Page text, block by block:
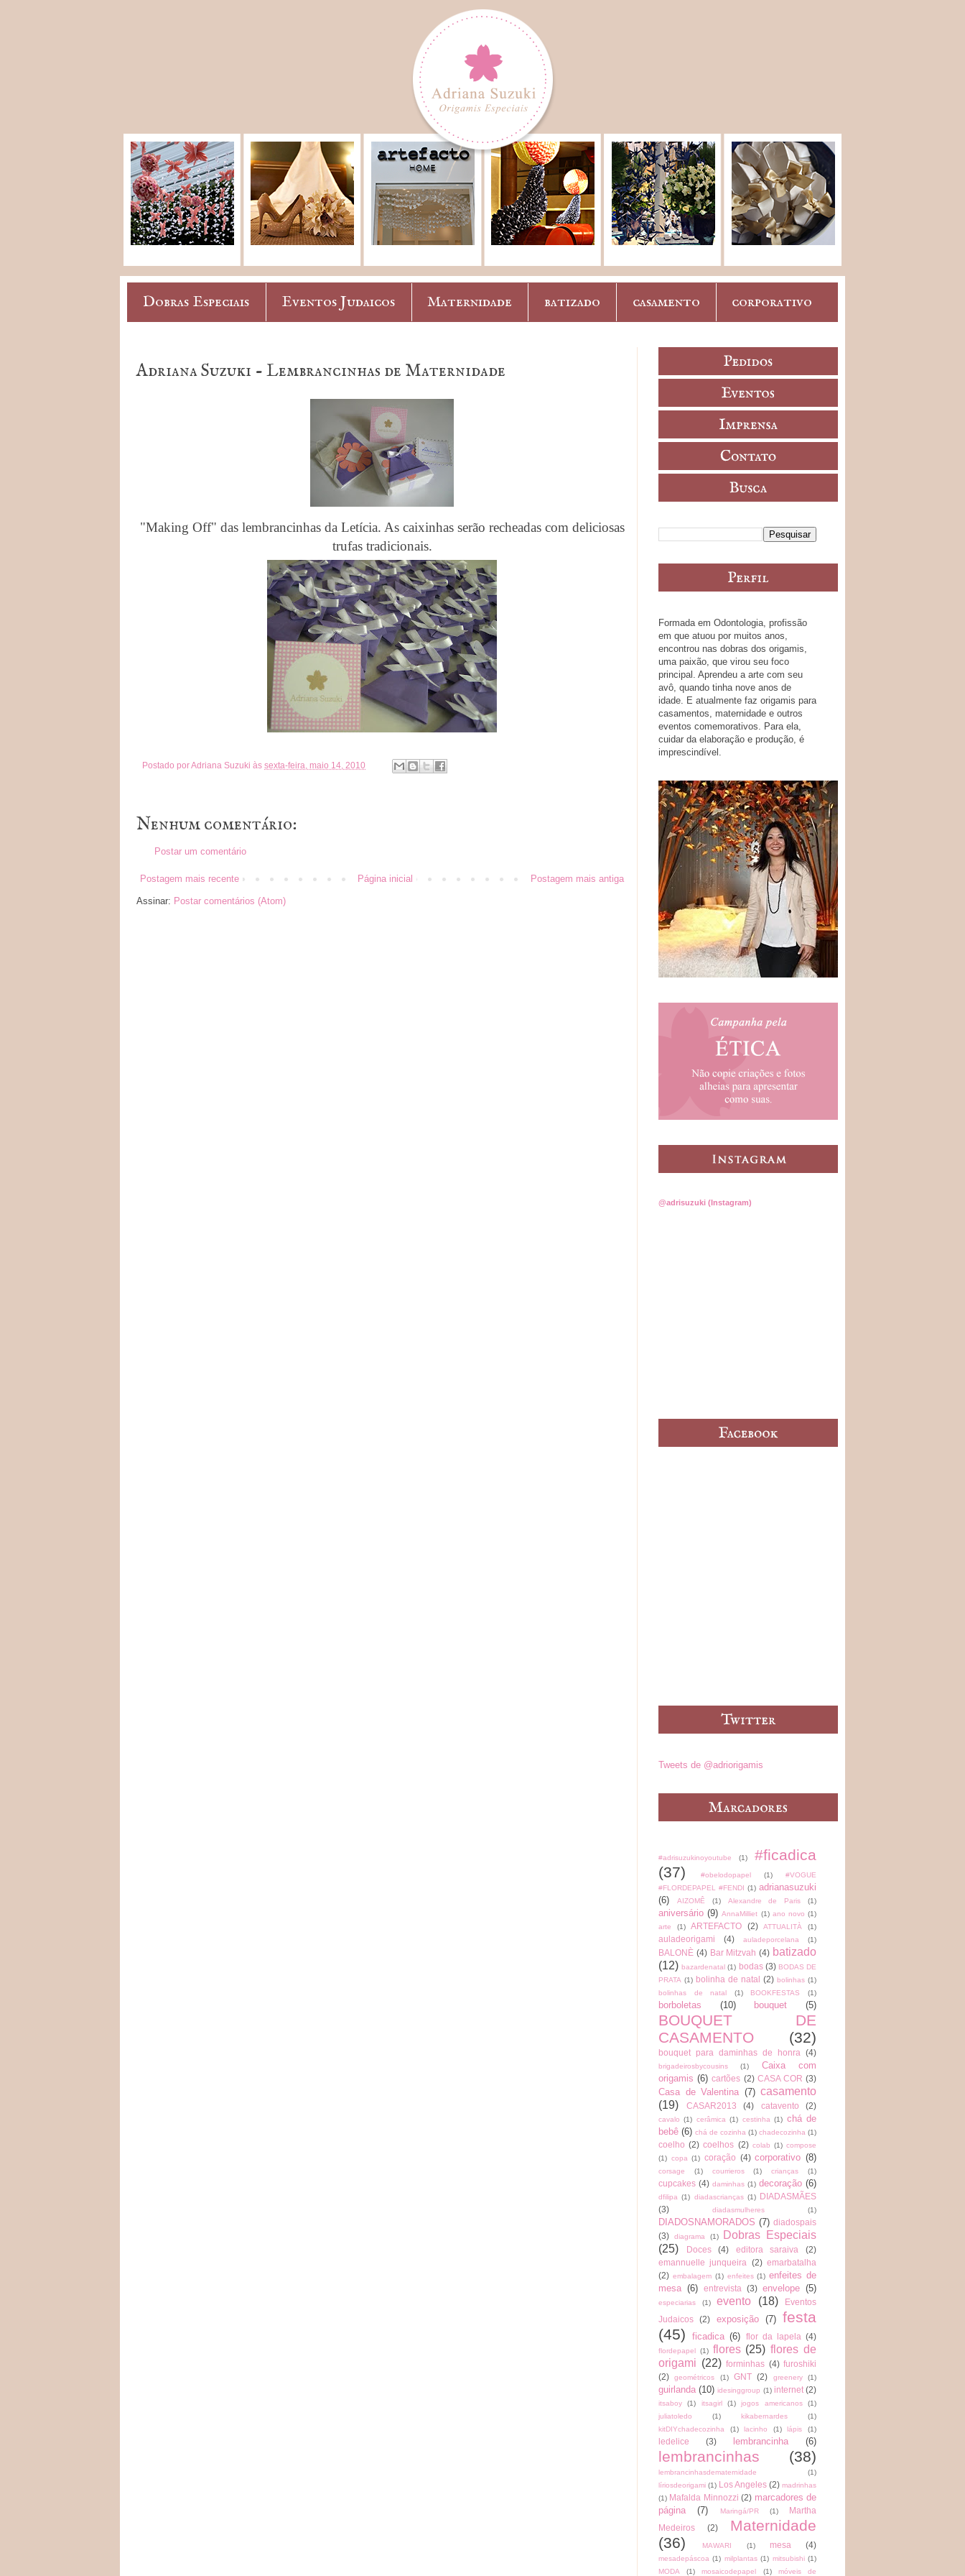
Dobras Especiais Eventos Judaicos Maternidade batizado casamento corporativo
Adriana Suzuki - Lembrancinhas de Maternidade
"Making Off" das lembrancinhas da Letícia. As caixinhas serão recheadas com deliciosas
trufas tradicionais.
Postado porAdriana Suzuki às sexta-feira, maio 14, 2010
Nenhum comentário:
Postar um comentário
Postagem mais recente Postagem mais antiga
Página inicial
Assinar: Postar comentários (Atom)
Formada em Odontologia, profissão
em que atuou por muitos anos,
encontrou nas dobras dos origamis,
uma paixão, que virou seu foco
principal. Aprendeu a arte com seu
avô, quando tinha nove anos de
idade. E atualmente faz origamis para
casamentos, maternidade e outros
eventos comemorativos. Para ela,
cuidar da elaboração e produção, é
imprescindível.
@adrisuzuki (Instagram)
Tweets de @adriorigamis
#adrisuzukinoyoutube (1)
#ficadica
(37)
#obelodopapel (1)
#VOGUE
#FLORDEPAPEL #FENDI (1) adrianasuzuki
(6)
AIZOMÊ (1) Alexandre de Paris (1)
aniversário (9) AnnaMilliet (1) ano novo (1)
arte
(1) ARTEFACTO (2) ATTUALITÀ (1)
auladeorigami (4) auladeporcelana (1)
BALONÈ (4) Bar Mitzvah (4) batizado
(12) bazardenatal (1) bodas (3) BODAS DE
PRATA (1) bolinha de natal (2) bolinhas (1)
bolinhas de natal
(1) BOOKFESTAS (1)
borboletas (10) bouquet (5)
BOUQUET DE
CASAMENTO
(32)
bouquet para daminhas de honra (4)
brigadeirosbycousins (1)
Caixa com
origamis (6) cartões (2) CASA COR (3)
Casa de Valentina (7) casamento
(19)
CASAR2013 (4) catavento (2)
cavalo (1) cerâmica (1) cestinha (1) chá de
bebê (6) chá de cozinha (1) chadecozinha (1)
coelho (2) coelhos (2) colab (1) compose
(1) copa (1) coração (4) corporativo (8)
corsage (1) courrieros (1) crianças (1)
cupcakes (4) daminhas (1) decoração (6)
dfilipa (1) diadascrianças (1) DIADASMÃES
(3)
diadasmulheres (1)
DIADOSNAMORADOS (7) diadospais
(3)
diagrama (1)
Dobras Especiais
(25)
Doces (4) editora saraiva
(2)
emannuelle junqueira
(2) emarbatalha
(2) embalagem (1) enfeites (1) enfeites de
mesa (6) entrevista (3) envelope (5)
especiarias (1) evento (18)
Eventos
Judaicos
(2) exposição (7)
festa
(45)
ficadica (6) flor da lapela (4)
flordepapel (1) flores (25) flores de
origami (22) forminhas (4) furoshiki
(2)
geométricos (1) GNT (2) greenery (1)
guirlanda (10) idesinggroup (1) internet (2)
itsaboy (1) itsagirl (1) jogos americanos
(1)
juliatoledo
(1) kikabernardes
(1)
kitDIYchadecozinha
(1) lacinho (1) lápis (1)
ledelice (3) lembrancinha (6)
lembrancinhas (38)
lembrancinhasdematernidade
(1)
líriosdeorigami (1) Los Angeles (2) madrinhas
(1) Mafalda Minnozzi (2) marcadores de
página
(7) Maringá/PR (1)
Martha
Medeiros
(2)
Maternidade
(36)
MAWARI (1) mesa (4)
mesadepáscoa (1) milplantas (1) mitsubishi (1)
MODA
(1) mosaicodepapel (1) móveis de